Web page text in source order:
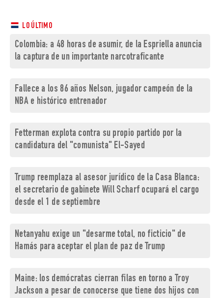
LO ÚLTIMO
Colombia: a 48 horas de asumir, de la Espriella anuncia
la captura de un importante narcotraficante
Fallece a los 86 años Nelson, jugador campeón de la
NBA e histórico entrenador
Fetterman explota contra su propio partido por la
candidatura del "comunista" El-Sayed
Trump reemplaza al asesor jurídico de la Casa Blanca:
el secretario de gabinete Will Scharf ocupará el cargo
desde el 1 de septiembre
Netanyahu exige un "desarme total, no ficticio" de
Hamás para aceptar el plan de paz de Trump
Maine: los demócratas cierran filas en torno a Troy
Jackson a pesar de conocerse que tiene dos hijos con